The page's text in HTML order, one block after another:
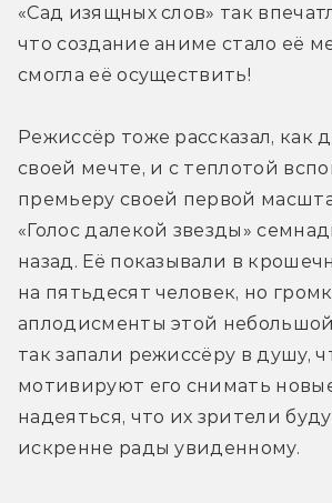
«Сад изящных слов» так
что создание аниме стало её
смогла её осуществить!
Режиссёр тоже рассказал, как
своей мечте, и с теплотой
премьеру своей первой
«Голос далекой звезды»
назад. Её показывали в
на пятьдесят человек, но
аплодисменты этой
так запали режиссёру в душу,
мотивируют его снимать
надеяться, что их зрители
искренне рады увиденному.